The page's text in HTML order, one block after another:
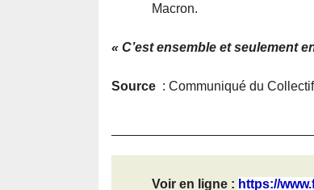
Macron.
« C’est ensemble et seulement
Source : Communiqué du
Voir en ligne : https://